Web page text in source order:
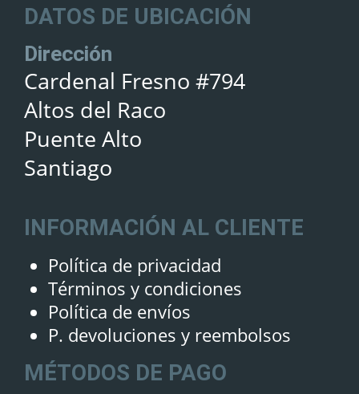
DATOS DE UBICACIÓN
Dirección
Cardenal Fresno #794
Altos del Raco
Puente Alto
Santiago
INFORMACIÓN AL CLIENTE
Política de privacidad
Términos y condiciones
Política de envíos
P. devoluciones y reembolsos
MÉTODOS DE PAGO